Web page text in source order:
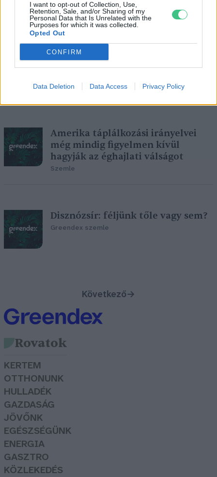
I want to opt-out of Collection, Use,
Retention, Sale, and/or Sharing of my
Personal Data that Is Unrelated with the
Purposes for which it was collected.
Opted Out
CONFIRM
Data Deletion Data Access Privacy Policy
Greendex szemle
Néhány szempont a rovaralapú
élelmiszerek kérdésköréhez
Greendex szemle
Amerika táplálkozási irányelvei
még mindig figyelmen kívül
hagyják az éghajlati válságot
Szemle
Disznózsír: féljünk tőle vagy sem?
Greendex szemle
Következő→
Rovatok
KERTEM
OTTHONUNK
HULLADÉK
GAZDASÁG
JÖVŐNK
EGÉSZSÉGÜNK
ENERGIA
GASZTRO
KÖZLEKEDÉS